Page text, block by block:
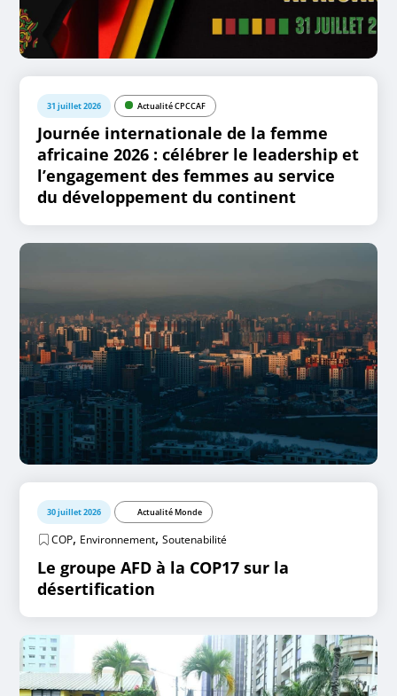
31 juillet 2026 Actualité CPCCAF
Journée internationale de la femme
africaine 2026 : célébrer le leadership et
l’engagement des femmes au service
du développement du continent
30 juillet 2026 Actualité Monde
COP, Environnement,Soutenabilité
Le groupe AFD à la COP17 sur la
désertification